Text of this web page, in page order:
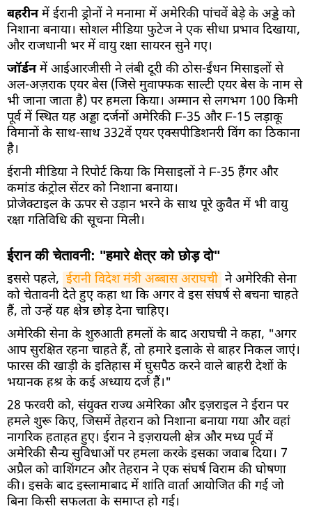
बहरीनमें ईरानी ड्रोनों ने मनामा में अमेरिकी पांचवें बेड़े के अड्डे को
निशाना बनाया। सोशल मीडिया फुटेज ने एक सीधा प्रभाव दिखाया,
और राजधानी भर में वायु रक्षा सायरन सुने गए।
जॉर्डनमें आईआरजीसी ने लंबी दूरी की ठोस-ईंधन मिसाइलों से
अल-अज़राक एयर बेस (जिसे मुवाफ्फक साल्टी एयर बेस के नाम से
भी जाना जाता है) पर हमला किया। अम्मान से लगभग 100 किमी
पूर्व में स्थित यह अड्डा दर्जनों अमेरिकी F-35 और F-15 लड़ाकू
विमानों के साथ-साथ 332वें एयर एक्सपीडिशनरी विंग का ठिकाना
है।
ईरानी मीडिया ने रिपोर्ट किया कि मिसाइलों ने F-35 हैंगर और
कमांड कंट्रोल सेंटर को निशाना बनाया।
प्रोजेक्टाइल के ऊपर से उड़ान भरने के साथ पूरे कुवैत में भी वायु
रक्षा गतिविधि की सूचना मिली।
ईरान की चेतावनी: "हमारे क्षेत्र को छोड़ दो"
इससे पहले, ईरानी विदेश मंत्री अब्बास अराघची ने अमेरिकी सेना
को चेतावनी देते हुए कहा था कि अगर वे इस संघर्ष से बचना चाहते
हैं, तो उन्हें यह क्षेत्र छोड़ देना चाहिए।
अमेरिकी सेना के शुरुआती हमलों के बाद अराघची ने कहा, "अगर
आप सुरक्षित रहना चाहते हैं, तो हमारे इलाके से बाहर निकल जाएं।
फारस की खाड़ी के इतिहास में घुसपैठ करने वाले बाहरी देशों के
भयानक हश्र के कई अध्याय दर्ज हैं।"
28 फरवरी को, संयुक्त राज्य अमेरिका और इज़राइल ने ईरान पर
हमले शुरू किए, जिसमें तेहरान को निशाना बनाया गया और वहां
नागरिक हताहत हुए। ईरान ने इज़रायली क्षेत्र और मध्य पूर्व में
अमेरिकी सैन्य सुविधाओं पर हमला करके इसका जवाब दिया। 7
अप्रैल को वाशिंगटन और तेहरान ने एक संघर्ष विराम की घोषणा
की। इसके बाद इस्लामाबाद में शांति वार्ता आयोजित की गई जो
बिना किसी सफलता के समाप्त हो गई।